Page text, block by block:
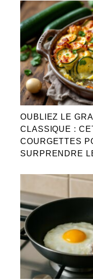
OUBLIEZ LE
CLASSIQUE :
COURGETTES
SURPRENDRE